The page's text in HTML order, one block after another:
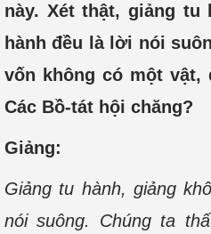
này. Xét thật, giảng tu
hành đều là lời nói
vốn không có một vật,
Các Bồ-tát hội chăng?
Giảng:
Giảng tu hành, giảng
nói suông. Chúng ta